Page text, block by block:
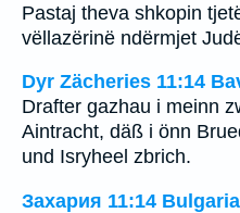
Pastaj theva shkopin
vëllazërinë ndërmjet
Dyr Zächeries 11:14
Drafter gazhau i meinn
Aintracht, däß i önn
und Isryheel zbrich.
Захария 11:14